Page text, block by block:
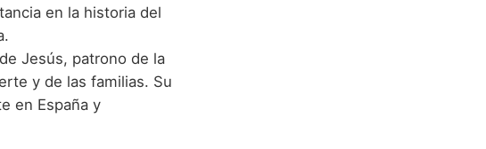
en la historia del
Jesús, patrono de la
y de las familias. Su
en España y